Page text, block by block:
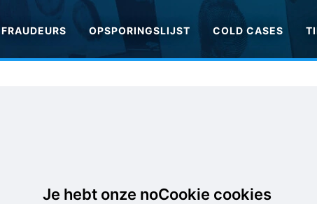
FRAUDEURS OPSPORINGSLIJST COLD CASES
Je hebt onze noCookie cookies